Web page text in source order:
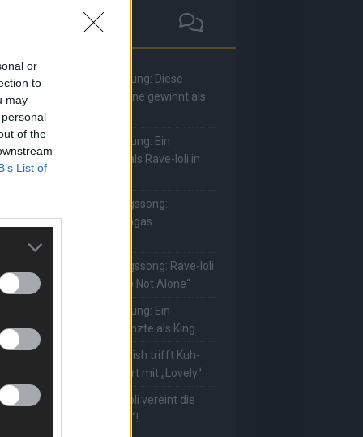
or
to
may
of the
List of
Masked Singer: Enthüllung: Diese
und Comedienne gewinnt als
Masked Singer: Enthüllung: Ein
Sänger hat sich als Rave-Ioli in
Masked Singer: Lieblingssong:
kehrt mit Lady Gagas
Masked Singer: Lieblingssong: Rave-Ioli
erneut mit „You Are Not Alone“
Masked Singer: Enthüllung: Ein
Schauspieler glänzte als King
Masked Singer: Billie Eilish trifft Kuh-
Muuhnika verzaubert mit „Lovely“
Masked Singer: Rave-Ioli vereint die
mit „We Are The World“!